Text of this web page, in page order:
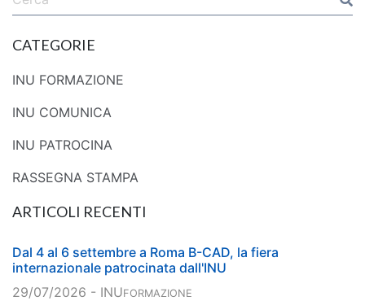
CATEGORIE
INU FORMAZIONE
INU COMUNICA
INU PATROCINA
RASSEGNA STAMPA
ARTICOLI RECENTI
Dal 4 al 6 settembre a Roma B-CAD, la fiera
internazionale patrocinata dall'INU
29/07/2026 - INUFORMAZIONE